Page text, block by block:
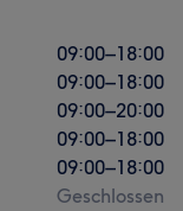
09:00–18:00
09:00–18:00
09:00–20:00
09:00–18:00
09:00–18:00
Geschlossen